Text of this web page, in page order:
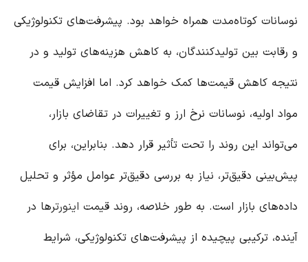
نوسانات کوتاه‌مدت همراه خواهد بود. پیشرفت‌های تکنولوژیکی
و رقابت بین تولیدکنندگان، به کاهش هزینه‌های تولید و در
نتیجه کاهش قیمت‌ها کمک خواهد کرد. اما افزایش قیمت
مواد اولیه، نوسانات نرخ ارز و تغییرات در تقاضای بازار،
می‌تواند این روند را تحت تأثیر قرار دهد. بنابراین، برای
پیش‌بینی دقیق‌تر، نیاز به بررسی دقیق‌تر عوامل مؤثر و تحلیل
داده‌های بازار است. به طور خلاصه، روند قیمت اینورترها در
آینده، ترکیبی پیچیده از پیشرفت‌های تکنولوژیکی، شرایط